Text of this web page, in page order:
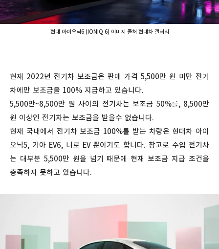
현대 아이오닉6 (IONIQ 6) 이미지 출처 현대차 갤러리
현재 2022년 전기차 보조금은 판매 가격 5,500만 원 미만 전기
차에만 보조금을 100% 지급하고 있습니다.
5,500만~8,500만 원 사이의 전기차는 보조금 50%를, 8,500만
원 이상인 전기차는 보조금을 받을수 없습니다.
현재 국내에서 전기차 보조금 100%를 받는 차량은 현대차 아이
오닉5, 기아 EV6, 니로 EV 뿐이기도 합니다. 참고로 수입 전기차
는 대부분 5,500만 원을 넘기 때문에 현재 보조금 지급 조건을
충족하지 못하고 있습니다.